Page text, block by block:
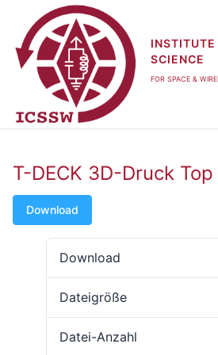
Inhalt
springen
SCIENCE
FOR SPACE &
T-DECK 3D-Druck Top
Download
Download
Dateigröße
Datei-Anzahl